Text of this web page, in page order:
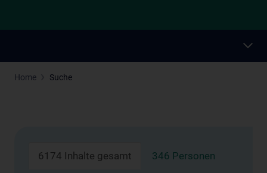
Home Suche
6174 Inhalte gesamt 346 Personen